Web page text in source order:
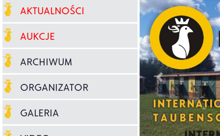
AKTUALNOŚCI
AUKCJE
ARCHIWUM
ORGANIZATOR
GALERIA